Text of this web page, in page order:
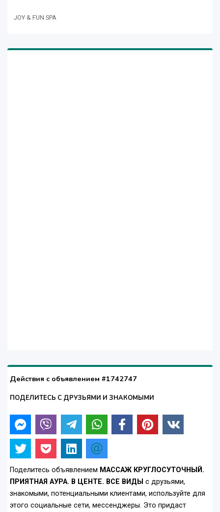
JOY & FUN SPA
Действия с объявлением #1742747
ПОДЕЛИТЕСЬ С ДРУЗЬЯМИ И ЗНАКОМЫМИ
Поделитесь объявлением МАССАЖ КРУГЛОСУТОЧНЫЙ.
ПРИЯТНАЯ АУРА. В ЦЕНТЕ. ВСЕ ВИДЫ с друзьями,
знакомыми, потенциальными клиентами, используйте для
этого социальные сети, мессенджеры. Это придаст